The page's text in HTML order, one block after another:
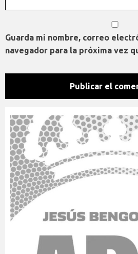
Guarda mi nombre, correo
navegador para la próxima vez